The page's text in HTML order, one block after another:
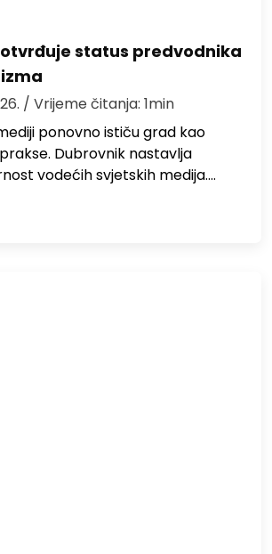
status predvodnika
/ Vrijeme čitanja: 1min
ponovno ističu grad kao
Dubrovnik nastavlja
vodećih svjetskih medija.…